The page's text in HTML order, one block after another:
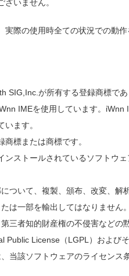
いません。
際の使用時全ての状況での動
SIG,Inc.が所有する登録商標で
IMEを使用しています。
ます。
標または商標です。
ンストールされているソフトウ
ついて、複製、頒布、改変、解
は一部を輸出してはなりません。
三者知的財産権の不侵害など
License（LGPL）および
当該ソフトウェアのライセンス